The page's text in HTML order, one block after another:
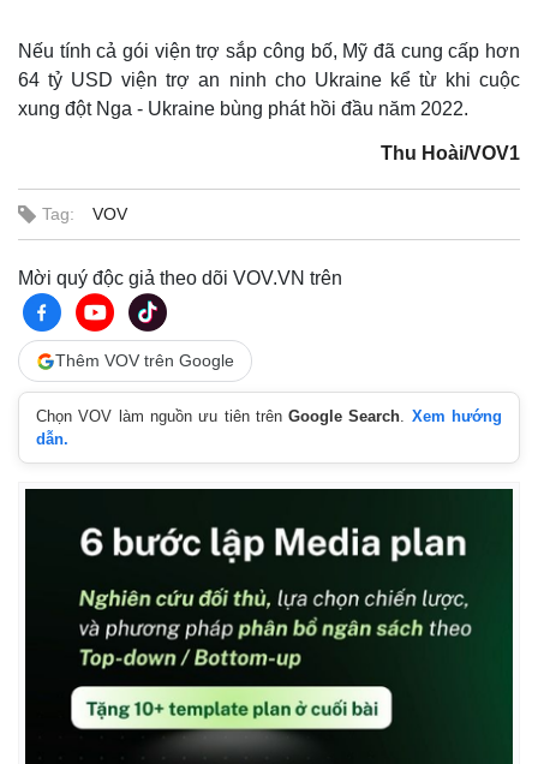
Thế giới
Quan sát
Cuộc sống đó đây
Multimedia
Video
Nếu tính cả gói viện trợ sắp công bố, Mỹ đã cung cấp hơn
64 tỷ USD viện trợ an ninh cho Ukraine kể từ khi cuộc
xung đột Nga - Ukraine bùng phát hồi đầu năm 2022.
Thu Hoài/VOV1
Tag: VOV
Mời quý độc giả theo dõi VOV.VN trên
Thêm VOV trên Google
Chọn VOV làm nguồn ưu tiên trênGoogle Search. Xem hướng
dẫn.